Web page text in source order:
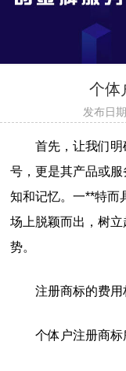
个体
发布日
首先，让我们
号，更是其产品或
知和记忆。一**特而
场上脱颖而出，树
势。
注册商标的费用
个体户注册商标